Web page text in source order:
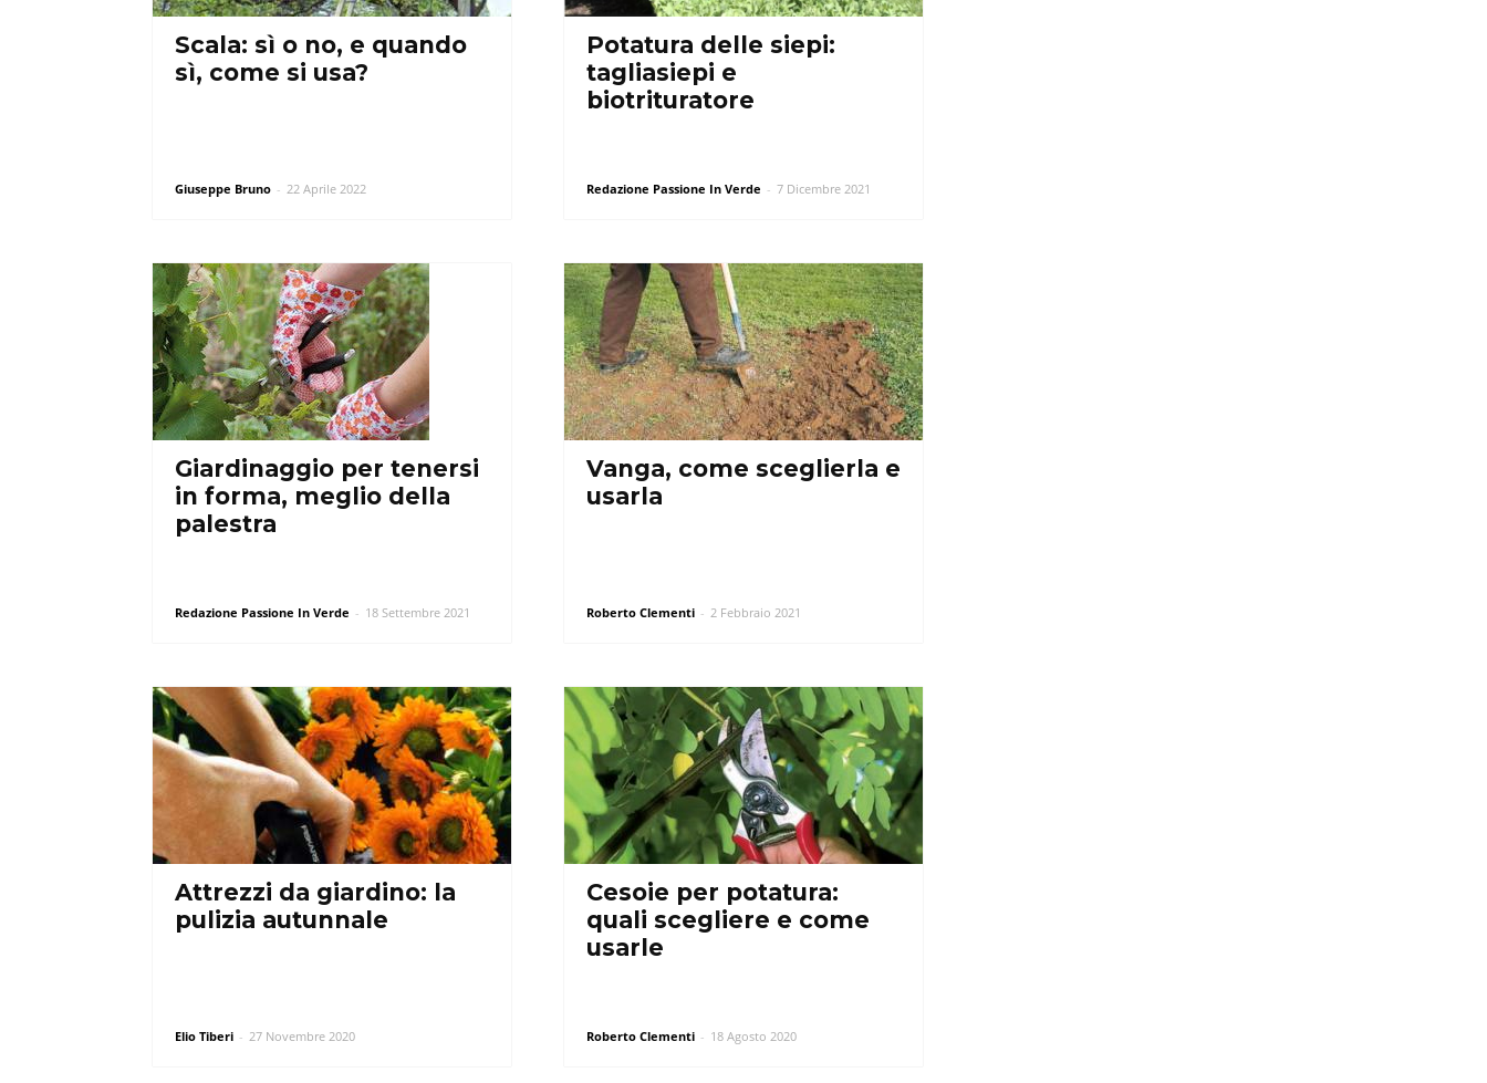
Scala: sì o no, e quando
sì, come si usa?
Giuseppe Bruno - 22 Aprile 2022
Potatura delle siepi:
tagliasiepi e
biotrituratore
Redazione Passione In Verde - 7 Dicembre 2021
Giardinaggio per tenersi
in forma, meglio della
palestra
Redazione Passione In Verde - 18 Settembre 2021
Vanga, come sceglierla e
usarla
Roberto Clementi - 2 Febbraio 2021
Attrezzi da giardino: la
pulizia autunnale
Elio Tiberi - 27 Novembre 2020
Cesoie per potatura:
quali scegliere e come
usarle
Roberto Clementi - 18 Agosto 2020